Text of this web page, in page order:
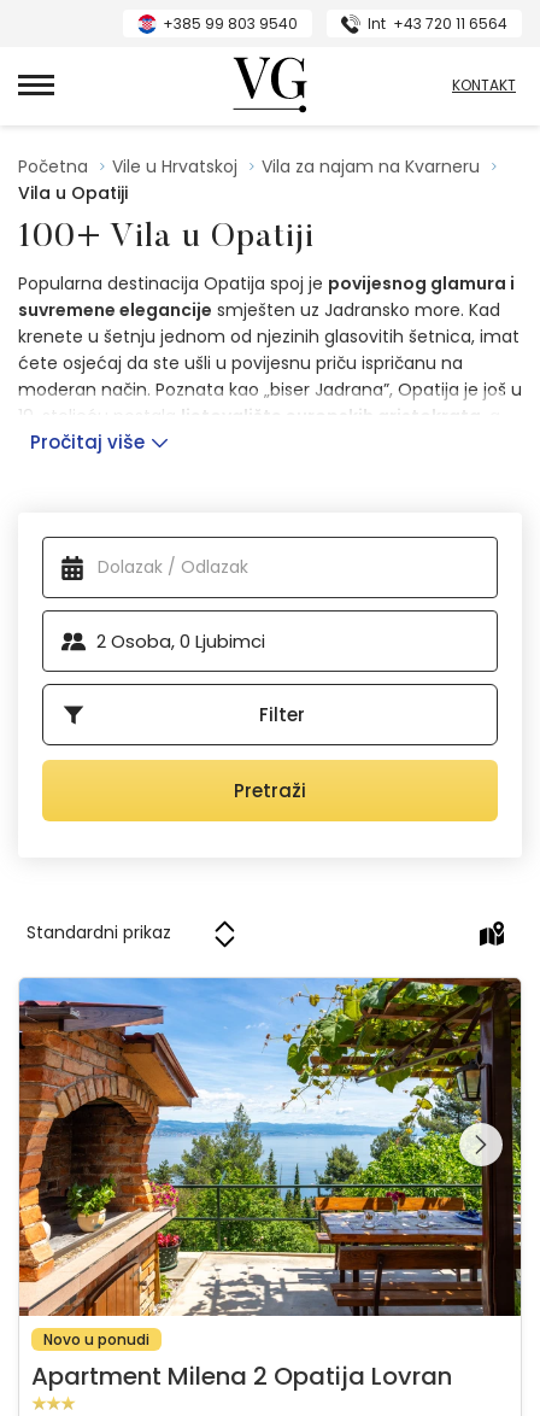
+385 99 803 9540 Int +43 720 11 6564
VillasGuide
KONTAKT
Početna Vile u Hrvatskoj
Vila za najam na Kvarneru
Vila u Opatiji
100+ Vila u Opatiji
Popularna destinacija Opatija spoj je povijesnog glamura i
suvremene elegancije smješten uz Jadransko more. Kad
krenete u šetnju jednom od njezinih glasovitih šetnica, imat
ćete osjećaj da ste ušli u povijesnu priču ispričanu na
moderan način. Poznata kao „biser Jadrana”, Opatija je još u
19. stoljeću postala ljetovalište europskih aristokrata
impresivne vile iz tog vremena i dalje možete razgledati.
možete provesti dan izležavajući se pod kvarnerskim
suncem. Usto, opatijske kulinarske delicije oduševit će i
najzahtjevnije – ovdje se nalazeneki od najboljih
restorana u Hrvatskoj
manifestacije kojih u ljetnim mjesecima ima napretek i lako
je zaključiti da se Opatija opravdano ubraja međunajljepše
hrvatske destinacije
Pročitaj više
Dostupni smještaj
2Osoba,0 Ljubimci
Filter
Pretraži
Apartment Milena 2 Opatija Lovran
Pregledajte cijelu
galeriju na
Novo u ponudi
Apartment Milena 2 Opatija Lovran